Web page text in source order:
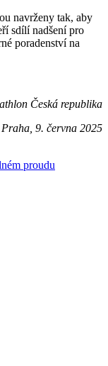
navrženy tak, aby
sdílí nadšení pro
poradenství na
Česká republika
Praha, 9. června 2025
proudu